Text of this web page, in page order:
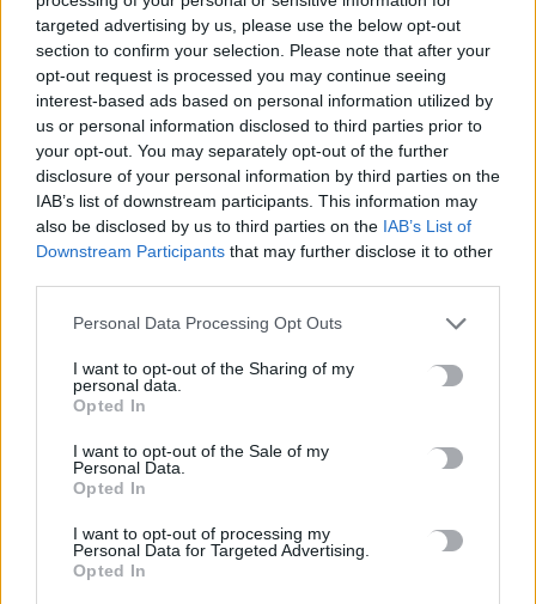
targeted advertising by us, please use the below opt-out
section to confirm your selection. Please note that after your
opt-out request is processed you may continue seeing
interest-based ads based on personal information utilized by
us or personal information disclosed to third parties prior to
your opt-out. You may separately opt-out of the further
disclosure of your personal information by third parties on the
IAB’s list of downstream participants. This information may
also be disclosed by us to third parties on the IAB’s List of
Downstream Participants that may further disclose it to other
Personal Data Processing Opt Outs
I want to opt-out of the Sharing of my
personal data.
Opted In
I want to opt-out of the Sale of my
Personal Data.
Opted In
I want to opt-out of processing my
Personal Data for Targeted Advertising.
Opted In
Βαρύ πένθος για τον Μέσι: «Έφυγε» από τη ζωή ο πατέρας του
8 Αυγούστου, 2026
TRENDING
#ΔΗΜΟΣ ΧΑΝΙΩΝ #ΣΥΝΑΥΛΙΕΣ #ΣΥΝΑΥΛΙΑ #ΠΑΖΑΡΙ
ΣΧΕΤΙΚΆ ΆΡΘΡΑ